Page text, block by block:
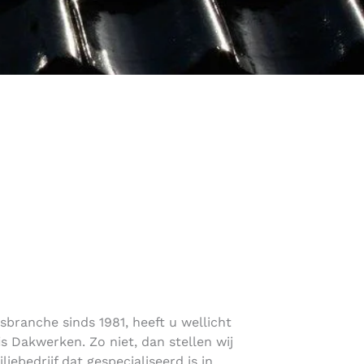
sinds 1981, heeft u wellicht
Dakwerken. Zo niet, dan stellen wij